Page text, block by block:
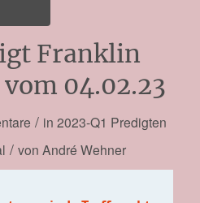
Franklin
04.02.23
/ in 2023-Q1 Predigten
/ von André Wehner